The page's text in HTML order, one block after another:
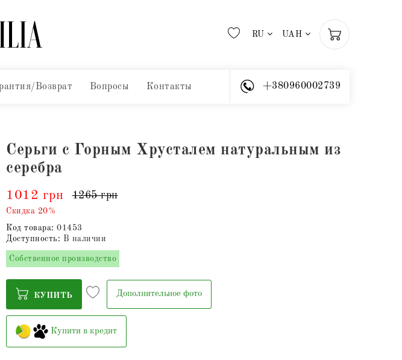
RU UAH
Возврат Вопросы Контакты +380960002739
Серьги с Горным Хрусталем натуральным из
серебра
1012 грн 1265 грн
Скидка 20%
Код товара: 01453
Доступность: В наличии
Собственное производство
КУПИТЬ Дополнительное фото
Купити в кредит